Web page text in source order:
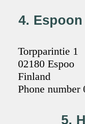
4.
Torpparintie 1
02180 Espoo
Finland
Phone number
5.